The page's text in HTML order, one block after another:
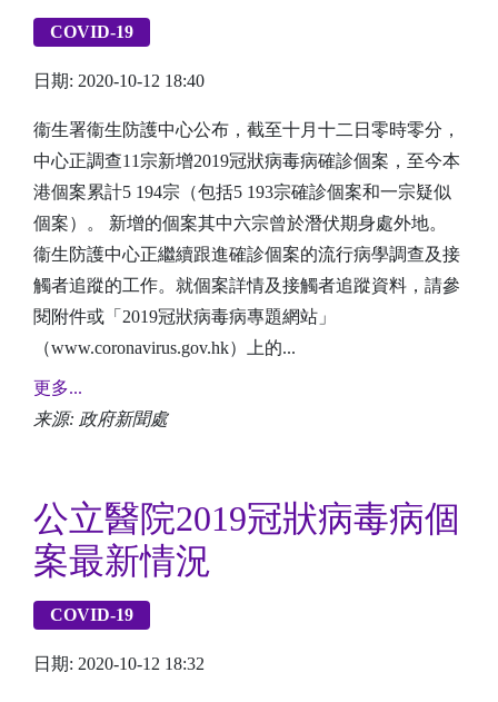
COVID-19
日期: 2020-10-12 18:40
衞生署衞生防護中心公布，截至十月十二日零時零分，
中心正調查11宗新增2019冠狀病毒病確診個案，至今本
港個案累計5 194宗（包括5 193宗確診個案和一宗疑似
個案）。 新增的個案其中六宗曾於潛伏期身處外地。
衞生防護中心正繼續跟進確診個案的流行病學調查及接
觸者追蹤的工作。就個案詳情及接觸者追蹤資料，請參
閱附件或「2019冠狀病毒病專題網站」
（www.coronavirus.gov.hk）上的...
更多...
来源: 政府新聞處
公立醫院2019冠狀病毒病個
案最新情況
COVID-19
日期: 2020-10-12 18:32